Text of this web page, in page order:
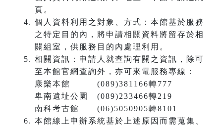
頁。
個人資料利用之對象、方式：本館基於服務
之特定目的內，將申請相關資料將留存於相
關組室，供服務目的內處理利用。
相關資訊：申請人就查詢有關之資訊，除可
至本館官網查詢外，亦可來電服務專線：
康樂本館 (089)381166轉777
卑南遺址公園 (089)233466轉219
南科考古館 (06)5050905轉8101
本館線上申辦系統基於上述原因而需蒐集、